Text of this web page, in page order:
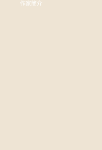
作家簡介